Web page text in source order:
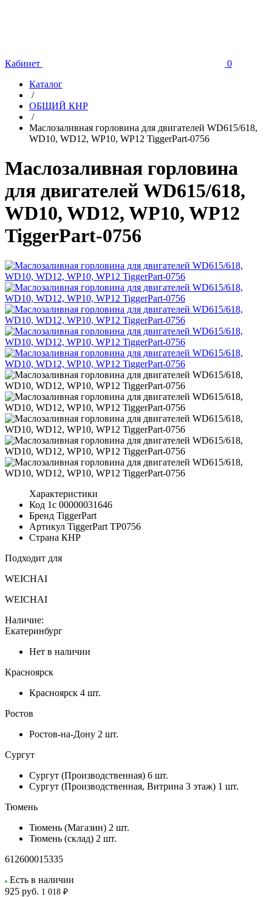
Кабинет
0
Каталог
/
ОБЩИЙ КНР
/
Маслозаливная горловина для двигателей WD615/618,
WD10, WD12, WP10, WP12 TiggerPart-0756
Маслозаливная горловина
для двигателей WD615/618,
WD10, WD12, WP10, WP12
TiggerPart-0756
Характеристики
Код 1с 00000031646
Бренд TiggerPart
Артикул TiggerPart TP0756
Страна КНР
Подходит для
WEICHAI
WEICHAI
Наличие:
Екатеринбург
Нет в наличии
Красноярск
Красноярск 4 шт.
Ростов
Ростов-на-Дону 2 шт.
Сургут
Сургут (Производственная) 6 шт.
Сургут (Производственная, Витрина 3 этаж) 1 шт.
Тюмень
Тюмень (Магазин) 2 шт.
Тюмень (склад) 2 шт.
612600015335
Есть в наличии
925 руб. 1 018 ₽